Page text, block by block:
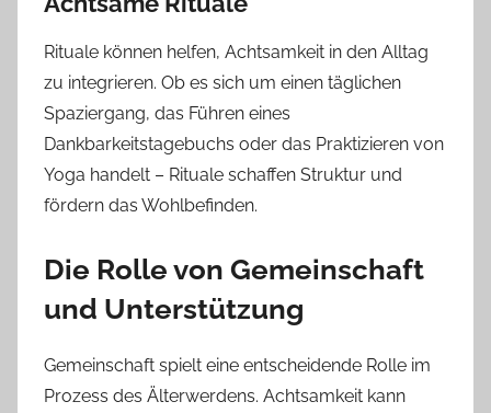
Rituale können helfen, Achtsamkeit in den Alltag
zu integrieren. Ob es sich um einen täglichen
Spaziergang, das Führen eines
Dankbarkeitstagebuchs oder das Praktizieren von
Yoga handelt – Rituale schaffen Struktur und
fördern das Wohlbefinden.
Die Rolle von Gemeinschaft
und Unterstützung
Gemeinschaft spielt eine entscheidende Rolle im
Prozess des Älterwerdens. Achtsamkeit kann